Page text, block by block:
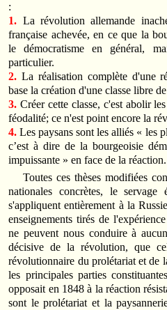
:
1. La révolution allemande
française achevée, en ce que la
le démocratisme en général,
particulier.
2.La réalisation complète d'une
base la création d'une classe libre
3.Créer cette classe, c'est abolir
féodalité; ce n'est point encore la
4.Les paysans sont les alliés « les
c’est à dire de la bourgeoisie
impuissante » en face de la réaction.
Toutes ces thèses modifiées
nationales concrètes, le
s'appliquent entièrement à la
enseignements tirés de
ne peuvent nous conduire à
décisive de la révolution, que
révolutionnaire du prolétariat et de
les principales parties
opposait en 1848 à la réaction
sont le prolétariat et la